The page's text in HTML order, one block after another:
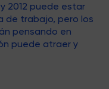
2012 puede estar
de trabajo, pero los
pensando en
puede atraer y